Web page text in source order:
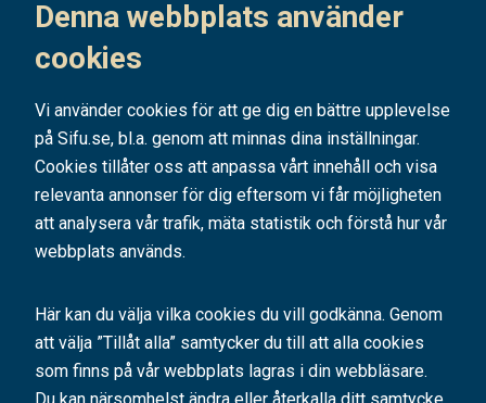
Denna webbplats använder
cookies
Vi använder cookies för att ge dig en bättre upplevelse
på Sifu.se, bl.a. genom att minnas dina inställningar.
Cookies tillåter oss att anpassa vårt innehåll och visa
relevanta annonser för dig eftersom vi får möjligheten
att analysera vår trafik, mäta statistik och förstå hur vår
webbplats används.
Här kan du välja vilka cookies du vill godkänna. Genom
att välja ”Tillåt alla” samtycker du till att alla cookies
som finns på vår webbplats lagras i din webbläsare.
Prenumerera
SIFU är ett av Sveriges ledande utbildningsföretag. Med hundratals kurser
och konferenser bidrar vi årligen till tusentals personers
kompetensutveckling.